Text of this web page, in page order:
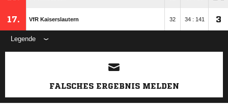
17. VfR Kaiserslautern 32 34 : 141 3
Legende
ANZEIGE
FALSCHES ERGEBNIS MELDEN